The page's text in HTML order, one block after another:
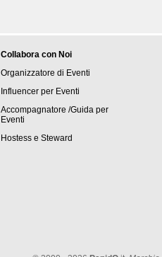
Collabora con Noi
Organizzatore di Eventi
Influencer per Eventi
Accompagnatore /Guida per
Eventi
Hostess e Steward